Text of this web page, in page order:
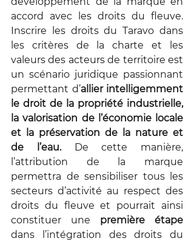
accord avec les droits du fleuve.
Inscrire les droits du Taravo dans
les critères de la charte et les
valeurs des acteurs de territoire est
un scénario juridique passionnant
permettant d’allier intelligemment
le droit de la propriété industrielle,
la valorisation de l’économie locale
et la préservation de la nature et
de l’eau. De cette manière,
l’attribution de la marque
permettra de sensibiliser tous les
secteurs d’activité au respect des
droits du fleuve et pourrait ainsi
constituer une première étape
dans l’intégration des droits du